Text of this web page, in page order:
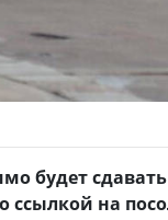
будет
ссылкой на